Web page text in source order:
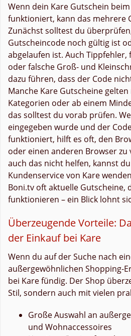
Wenn dein Kare Gutschein
funktioniert, kann das mehrere
Zunächst solltest du
Gutscheincode noch gültig ist
abgelaufen ist. Auch Tippfehler,
oder falsche Groß- und
dazu führen, dass der Code
Manche Kare Gutscheine
Kategorien oder ab einem
das solltest du vorab prüfen.
eingegeben wurde und der
funktioniert, hilft es oft, den
oder einen anderen Browser zu
auch das nicht helfen, kannst
Kundenservice von Kare
Boni.tv oft aktuelle Gutscheine,
funktionieren – ein Blick lohnt
Überzeugende Vorteile:
der Einkauf bei Kare
Wenn du auf der Suche nach
außergewöhnlichen Shopping-
bei Kare fündig. Der Shop
Stil, sondern auch mit vielen
Große Auswahl an
und Wohnaccessoires